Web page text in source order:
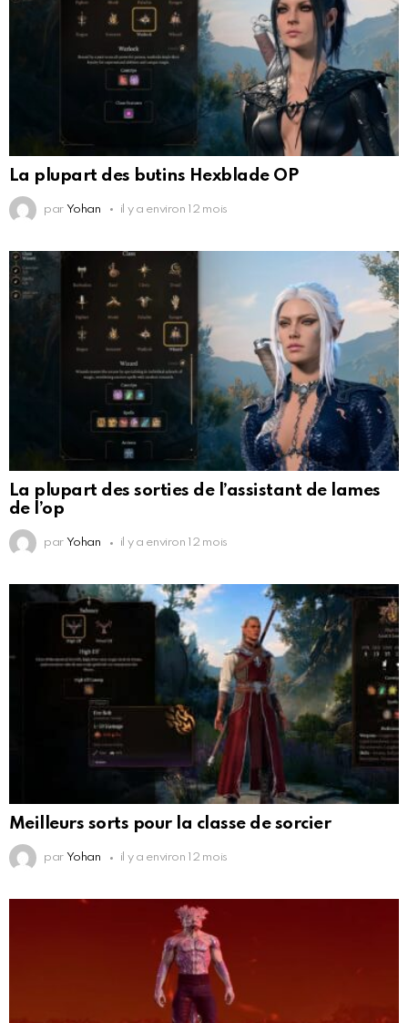
La plupart des butins Hexblade OP
par Yohan il y a environ 12 mois
La plupart des sorties de l’assistant de lames
de l’op
par Yohan il y a environ 12 mois
Meilleurs sorts pour la classe de sorcier
par Yohan il y a environ 12 mois